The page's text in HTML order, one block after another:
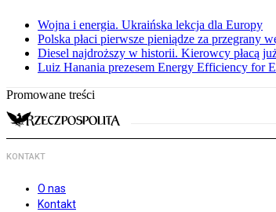
Wojna i energia. Ukraińska lekcja dla Europy
Polska płaci pierwsze pieniądze za przegrany
Diesel najdroższy w historii. Kierowcy płacą
Luiz Hanania prezesem Energy Efficiency for
Promowane treści
KONTAKT
O nas
Kontakt